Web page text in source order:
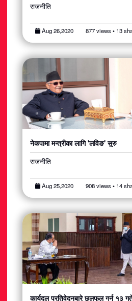
राजनीति
Aug 26,2020 877 views • 13
नेकपामा मन्त्रीका लागि 'लविङ' सुरु
राजनीति
Aug 25,2020 908 views • 14
कार्यदल प्रतिवेदनबारे छलफल गर्न १३